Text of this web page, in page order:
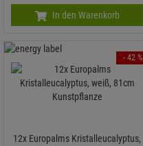
In den Warenkorb
12x Europalms Kristalleucalyptus,
- 42 %